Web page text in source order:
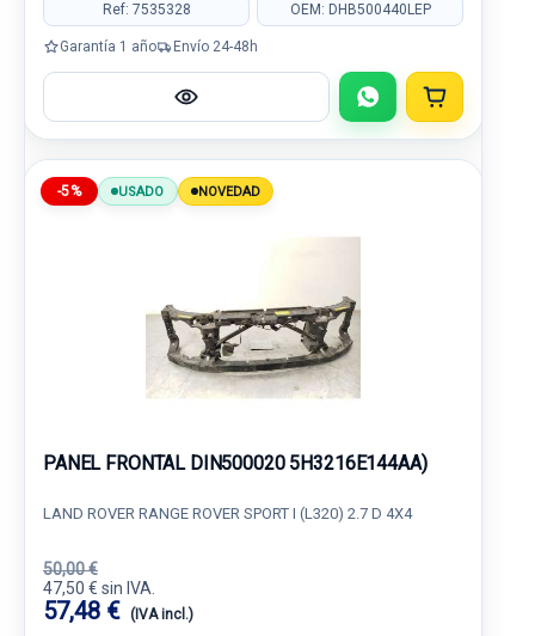
Ref: 7535328 OEM: DHB500440LEP
Garantía 1 año Envío 24-48h
-5% USADO NOVEDAD
PANEL FRONTAL DIN500020 5H3216E144AA)
LAND ROVER RANGE ROVER SPORT I (L320) 2.7 D 4X4
50,00 €
47,50 € sin IVA.
57,48 € (IVA incl.)